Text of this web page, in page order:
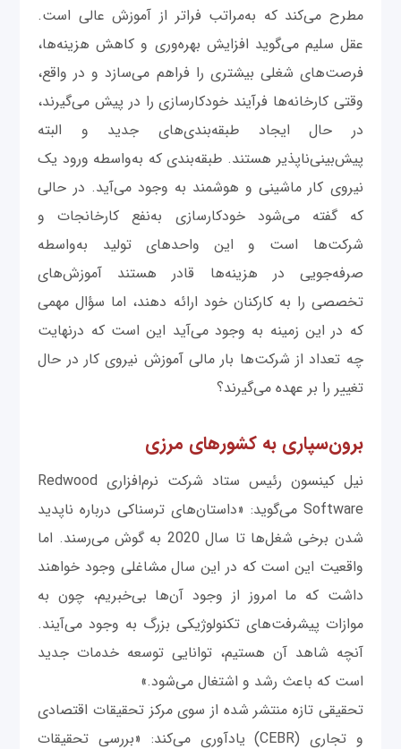
مطرح می‌کند که به‌مراتب فراتر از آموزش عالی است.
عقل سلیم می‌گوید افزایش بهره‌وری و کاهش هزینه‌ها،
فرصت‌های شغلی بیشتری را فراهم می‌سازد و در واقع،
وقتی کارخانه‌ها فرآیند خودکارسازی را در پیش می‌گیرند،
در حال ایجاد طبقه‌بندی‌های جدید و البته
پیش‌بینی‌ناپذیر هستند. طبقه‌بندی که به‌واسطه ورود یک
نیروی کار ماشینی و هوشمند به وجود می‌آید. در حالی
که گفته می‌شود خودکارسازی به‌نفع کارخانجات و
شرکت‌ها است و این واحدهای تولید به‌واسطه
صرفه‌جویی در هزینه‌ها قادر هستند آموزش‌های
تخصصی را به کارکنان خود ارائه دهند، اما سؤال مهمی
که در این زمینه به وجود می‌آید این است که درنهایت
چه تعداد از شرکت‌ها بار مالی آموزش نیروی کار در حال
تغییر را بر عهده می‌گیرند؟
برون‌سپاری به کشورهای مرزی
نیل کینسون رئیس ستاد شرکت نرم‌افزاری Redwood
Software می‌گوید: «داستان‌های ترسناکی درباره ناپدید
شدن برخی شغل‌ها تا سال 2020 به گوش می‌رسند. اما
واقعیت این است که در این سال مشاغلی وجود خواهند
داشت که ما امروز از وجود آن‌ها بی‌خبریم، چون به
موازات پیشرفت‌های تکنولوژیکی بزرگ به وجود می‌آیند.
آنچه شاهد آن هستیم، توانایی توسعه خدمات جدید
است که باعث رشد و اشتغال می‌شود.»
تحقیقی تازه منتشر شده از سوی مرکز تحقیقات اقتصادی
و تجاری (CEBR) یادآوری می‌کند: «بررسی تحقیقات